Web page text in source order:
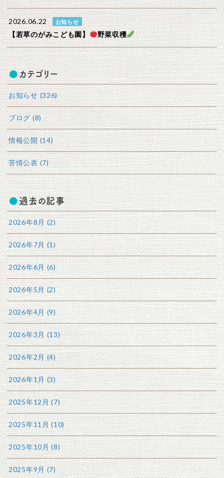
2026.06.22 お知らせ
【若草のがみこども園】 野菜収穫
カテゴリー
お知らせ (326)
ブログ (8)
情報公開 (14)
苦情公表 (7)
過去の記事
2026年8月 (2)
2026年7月 (1)
2026年6月 (6)
2026年5月 (2)
2026年4月 (9)
2026年3月 (13)
2026年2月 (4)
2026年1月 (3)
2025年12月 (7)
2025年11月 (10)
2025年10月 (8)
2025年9月 (7)